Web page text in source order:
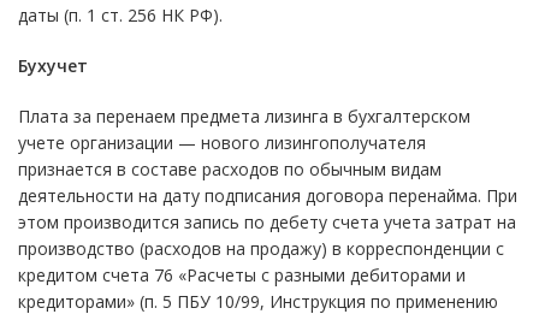
даты (п. 1 ст. 256 НК РФ).
Бухучет
Плата за перенаем предмета лизинга в бухгалтерском
учете организации — нового лизингополучателя
признается в составе расходов по обычным видам
деятельности на дату подписания договора перенайма. При
этом производится запись по дебету счета учета затрат на
производство (расходов на продажу) в корреспонденции с
кредитом счета 76 «Расчеты с разными дебиторами и
кредиторами» (п. 5 ПБУ 10/99, Инструкция по применению